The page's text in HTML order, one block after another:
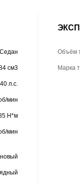
Седан
см3
л.с.
мин
Н*м
мин
Объём
Марка